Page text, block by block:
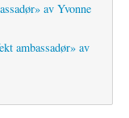
av Yvonne
ambassadør» av